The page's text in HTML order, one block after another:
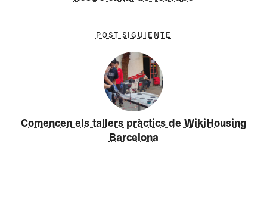
POST SIGUIENTE
Comencen els tallers pràctics de WikiHousing
Barcelona